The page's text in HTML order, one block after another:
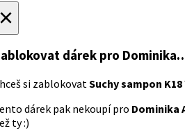
dárek pro
si zablokovatSuchy sampon K18
dárek pak nekoupí pro Dominika
ty :)